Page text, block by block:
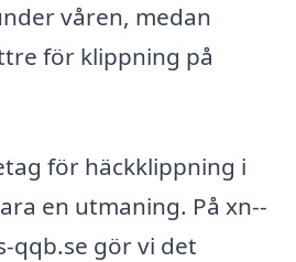
våren, medan
för klippning på
för häckklippning i
en utmaning. På xn--
qqb.se gör vi det